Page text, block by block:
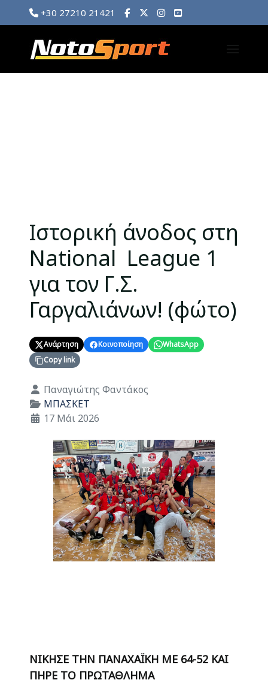
+30 27210 21421
Ιστορική άνοδος στη
National League 1
για τον Γ.Σ.
Γαργαλιάνων! (φώτο)
Ανάρτηση Κοινοποίηση
WhatsApp
Copy link
Λεπτομέρειες
Παναγιώτης Φαντάκος
ΜΠΑΣΚΕΤ
17 Μάι 2026
ΝΙΚΗΣΕ ΤΗΝ ΠΑΝΑΧΑΪΚΗ ΜΕ 64-52 ΚΑΙ
ΠΗΡΕ ΤΟ ΠΡΩΤΑΘΛΗΜΑ